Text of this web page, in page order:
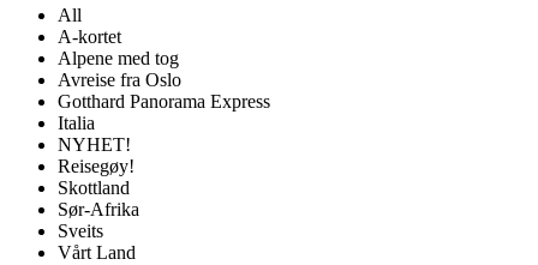
All
A-kortet
Alpene med tog
Avreise fra Oslo
Gotthard Panorama Express
Italia
NYHET!
Reisegøy!
Skottland
Sør-Afrika
Sveits
Vårt Land